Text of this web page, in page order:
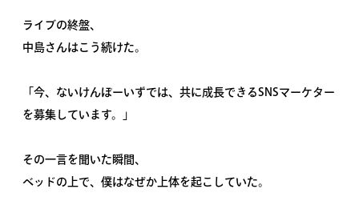
ライブの終盤、
中島さんはこう続けた。
「今、ないけんぼーいずでは、共に成長できるSNSマーケター
を募集しています。」
その一言を聞いた瞬間、
ベッドの上で、僕はなぜか上体を起こしていた。